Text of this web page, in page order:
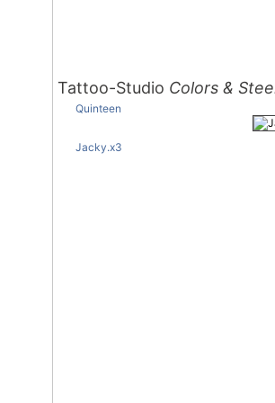
Tattoo-Studio Colors &
Quinteen
Jacky.x3